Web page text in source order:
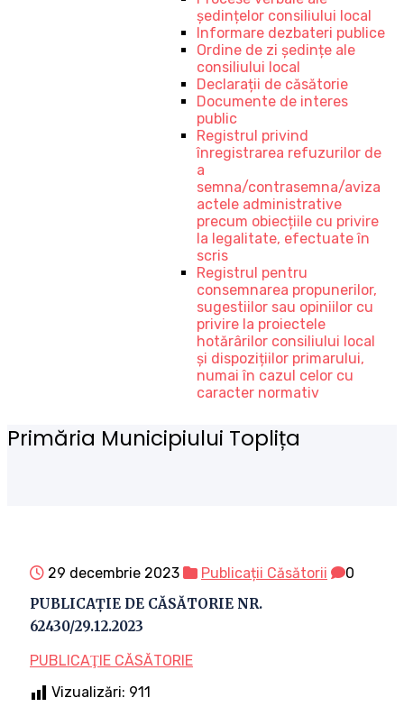
ședințelor consiliului local
Informare dezbateri publice
Ordine de zi ședințe ale
consiliului local
Declarații de căsătorie
Documente de interes
public
Registrul privind
înregistrarea refuzurilor de
a
semna/contrasemna/aviza
actele administrative
precum obiecțiile cu privire
la legalitate, efectuate în
scris
Registrul pentru
consemnarea propunerilor,
sugestiilor sau opiniilor cu
privire la proiectele
hotărârilor consiliului local
și dispozițiilor primarului,
numai în cazul celor cu
caracter normativ
Primăria Municipiului Toplița
29 decembrie 2023 Publicații Căsătorii
0
PUBLICAȚIE DE CĂSĂTORIE NR.
62430/29.12.2023
PUBLICAŢIE CĂSĂTORIE
Vizualizări: 911